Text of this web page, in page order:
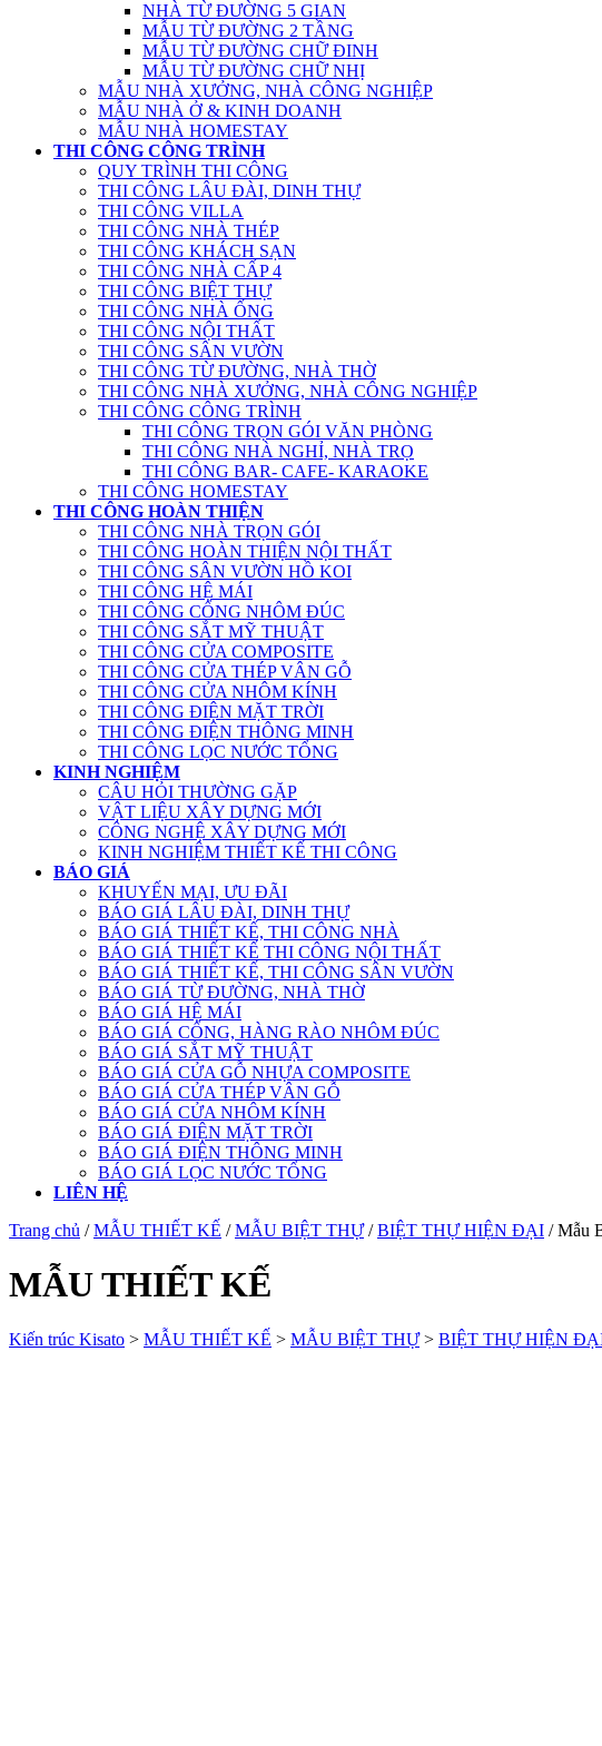
NHÀ TỪ ĐƯỜNG 5 GIAN
MẪU TỪ ĐƯỜNG 2 TẦNG
MẪU TỪ ĐƯỜNG CHỮ ĐINH
MẪU TỪ ĐƯỜNG CHỮ NHỊ
MẪU NHÀ XƯỞNG, NHÀ CÔNG NGHIỆP
MẪU NHÀ Ở & KINH DOANH
MẪU NHÀ HOMESTAY
THI CÔNG CÔNG TRÌNH
QUY TRÌNH THI CÔNG
THI CÔNG LÂU ĐÀI, DINH THỰ
THI CÔNG VILLA
THI CÔNG NHÀ THÉP
THI CÔNG KHÁCH SẠN
THI CÔNG NHÀ CẤP 4
THI CÔNG BIỆT THỰ
THI CÔNG NHÀ ỐNG
THI CÔNG NỘI THẤT
THI CÔNG SÂN VƯỜN
THI CÔNG TỪ ĐƯỜNG, NHÀ THỜ
THI CÔNG NHÀ XƯỞNG, NHÀ CÔNG NGHIỆP
THI CÔNG CÔNG TRÌNH
THI CÔNG TRỌN GÓI VĂN PHÒNG
THI CÔNG NHÀ NGHỈ, NHÀ TRỌ
THI CÔNG BAR- CAFE- KARAOKE
THI CÔNG HOMESTAY
THI CÔNG HOÀN THIỆN
THI CÔNG NHÀ TRỌN GÓI
THI CÔNG HOÀN THIỆN NỘI THẤT
THI CÔNG SÂN VƯỜN HỒ KOI
THI CÔNG HỆ MÁI
THI CÔNG CỔNG NHÔM ĐÚC
THI CÔNG SẮT MỸ THUẬT
THI CÔNG CỬA COMPOSITE
THI CÔNG CỬA THÉP VÂN GỖ
THI CÔNG CỬA NHÔM KÍNH
THI CÔNG ĐIỆN MẶT TRỜI
THI CÔNG ĐIỆN THÔNG MINH
THI CÔNG LỌC NƯỚC TỔNG
KINH NGHIỆM
CÂU HỎI THƯỜNG GẶP
VẬT LIỆU XÂY DỰNG MỚI
CÔNG NGHỆ XÂY DỰNG MỚI
KINH NGHIỆM THIẾT KẾ THI CÔNG
BÁO GIÁ
KHUYẾN MẠI, ƯU ĐÃI
BÁO GIÁ LÂU ĐÀI, DINH THỰ
BÁO GIÁ THIẾT KẾ, THI CÔNG NHÀ
BÁO GIÁ THIẾT KẾ THI CÔNG NỘI THẤT
BÁO GIÁ THIẾT KẾ, THI CÔNG SÂN VƯỜN
BÁO GIÁ TỪ ĐƯỜNG, NHÀ THỜ
BÁO GIÁ HỆ MÁI
BÁO GIÁ CỔNG, HÀNG RÀO NHÔM ĐÚC
BÁO GIÁ SẮT MỸ THUẬT
BÁO GIÁ CỬA GỖ NHỰA COMPOSITE
BÁO GIÁ CỬA THÉP VÂN GỖ
BÁO GIÁ CỬA NHÔM KÍNH
BÁO GIÁ ĐIỆN MẶT TRỜI
BÁO GIÁ ĐIỆN THÔNG MINH
BÁO GIÁ LỌC NƯỚC TỔNG
LIÊN HỆ
Trang chủ /MẪU THIẾT KẾ /MẪU BIỆT THỰ/BIỆT THỰ HIỆN ĐẠI / Mẫu
MẪU THIẾT KẾ
Kiến trúc Kisato > MẪU THIẾT KẾ > MẪU BIỆT THỰ> BIỆT THỰ HIỆN